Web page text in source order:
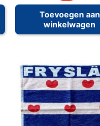
Toevoegen aan
winkelwagen